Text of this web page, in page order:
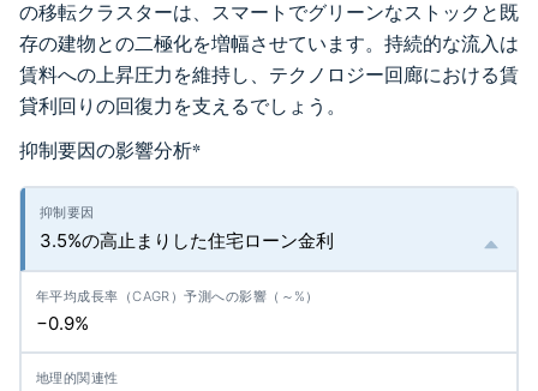
の移転クラスターは、スマートでグリーンなストックと既
存の建物との二極化を増幅させています。持続的な流入は
賃料への上昇圧力を維持し、テクノロジー回廊における賃
貸利回りの回復力を支えるでしょう。
抑制要因の影響分析*
3.5%の高止まりした住宅ローン金利
−0.9%